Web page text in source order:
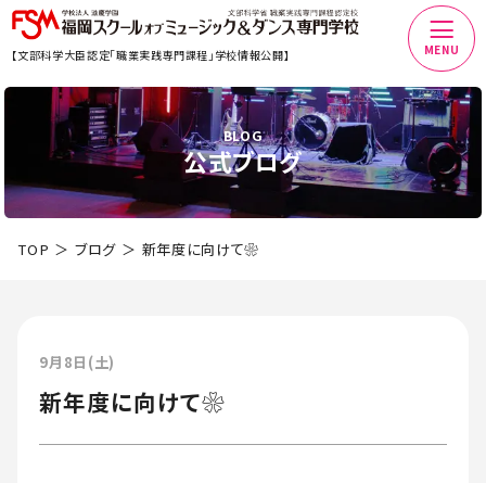
【文部科学大臣認定「職業実践専門課程」学校情報公開】 MENU
BLOG
公式ブログ
TOP ブログ 新年度に向けて❀
9月8日(土)
新年度に向けて❀